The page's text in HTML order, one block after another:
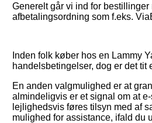
Generelt går vi ind for
afbetalingsordning som f.eks.
Inden folk køber hos en Lammy
handelsbetingelser, dog er det
En anden valgmulighed er at
almindeligvis er et signal om at
lejlighedsvis føres tilsyn med af
mulighed for assistance, ifald